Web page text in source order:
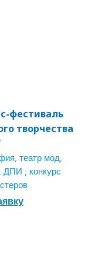
фестиваль
творчества
театр мод,
, конкурс